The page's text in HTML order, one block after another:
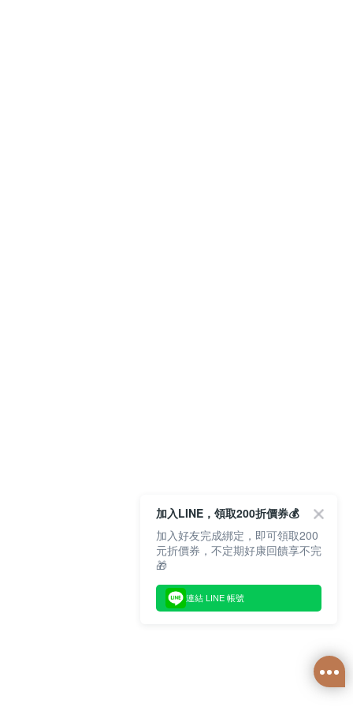
加入LINE，領取200折價券💰
加入好友完成綁定，即可領取200
元折價券，不定期好康回饋享不完
🎁
連結 LINE 帳號